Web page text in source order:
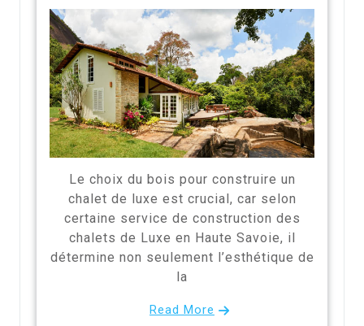
Le choix du bois pour construire un
chalet de luxe est crucial, car selon
certaine service de construction des
chalets de Luxe en Haute Savoie, il
détermine non seulement l’esthétique de
la
Read More